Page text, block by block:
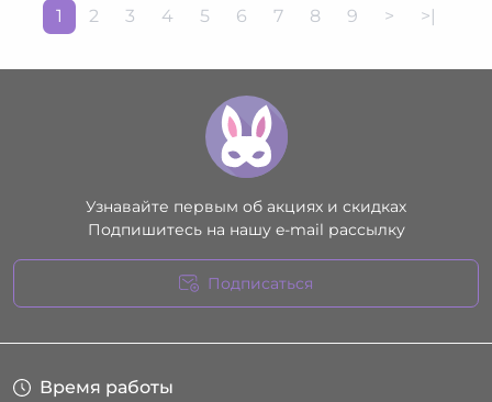
1 2 3 4 5 6 7 8 9 > >|
Узнавайте первым об акциях и скидках
Подпишитесь на нашу e-mail рассылку
Подписаться
Время работы